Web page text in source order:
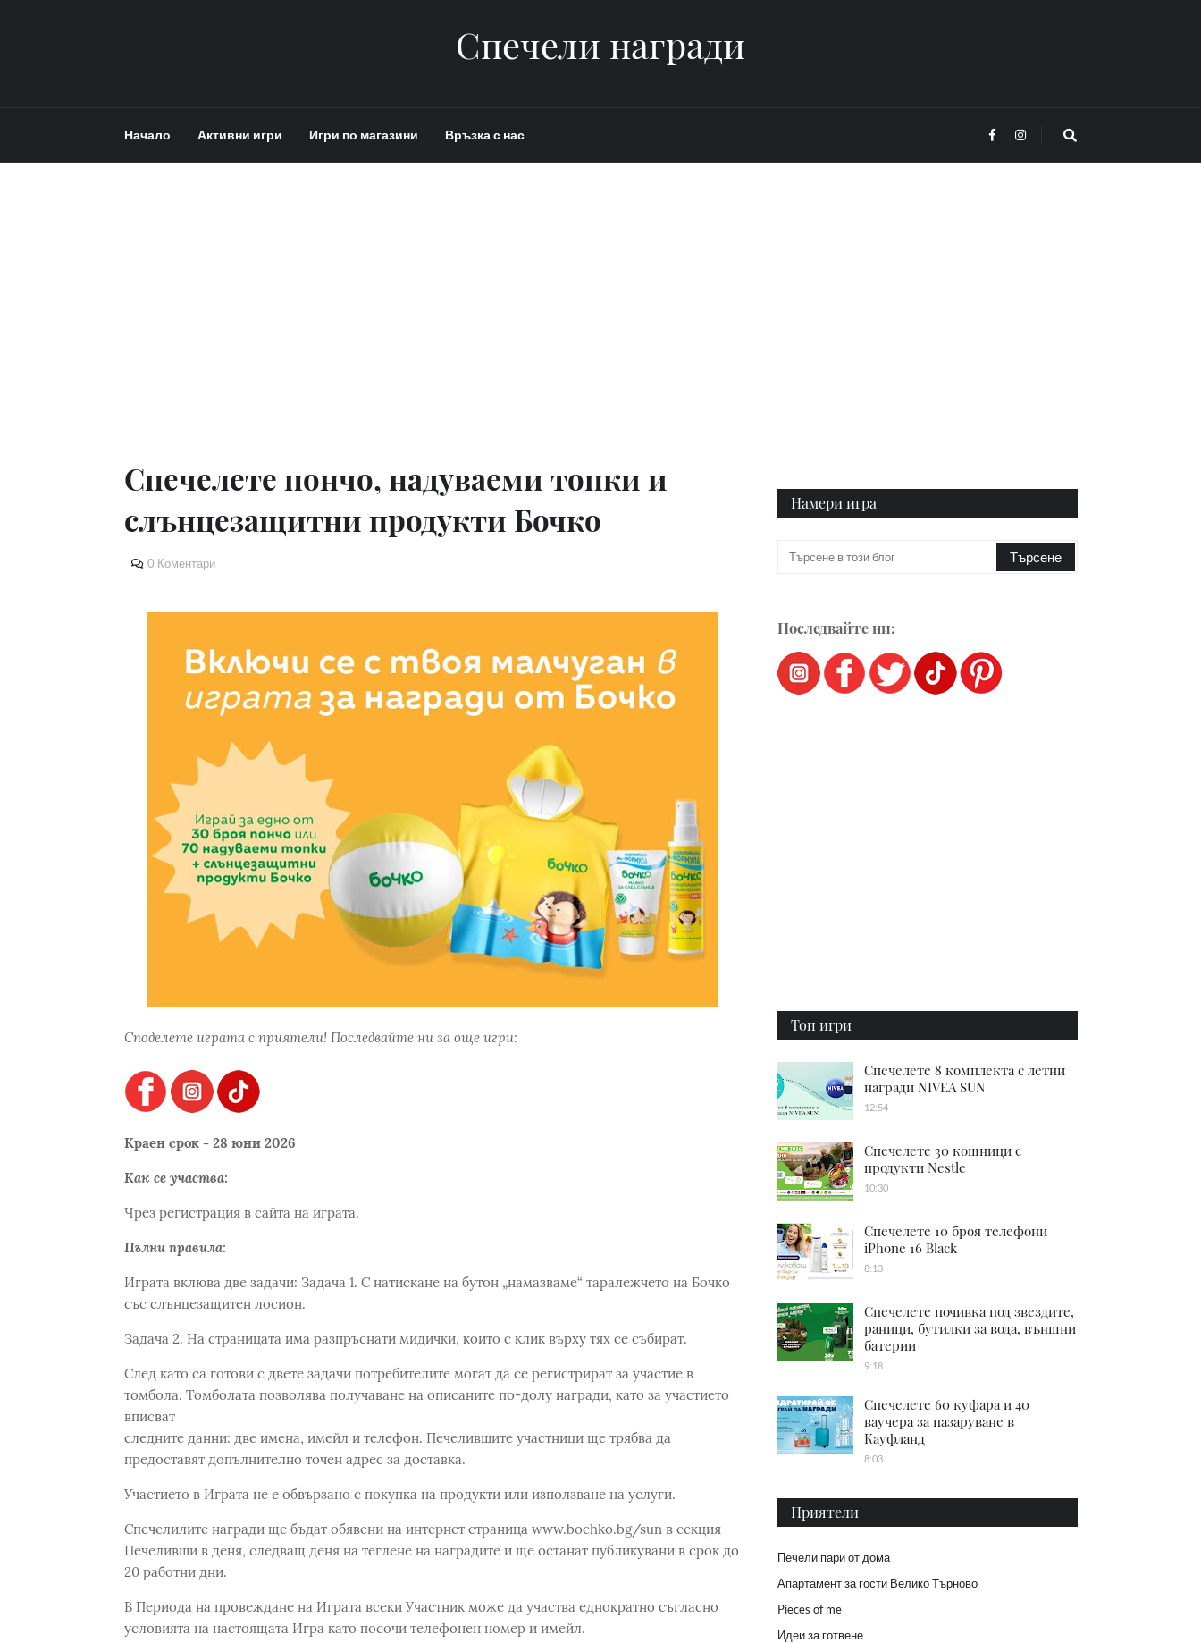
Спечели награди
Начало Активни игри Игри по магазини Връзка с нас
Спечелете пончо, надуваеми топки и
слънцезащитни продукти Бочко
0 Коментари
Споделете играта с приятели! Последвайте ни за още игри:
Краен срок - 28 юни 2026
Как се участва:
Чрез регистрация в сайта на играта.
Пълни правила:
Играта вклюва две задачи: Задача 1. С натискане на бутон „намазваме“ таралежчето на Бочко
със слънцезащитен лосион.
Задача 2. На страницата има разпръснати мидички, които с клик върху тях се събират.
След като са готови с двете задачи потребителите могат да се регистрират за участие в
томбола. Томболата позволява получаване на описаните по-долу награди, като за участието
вписват
следните данни: две имена, имейл и телефон. Печелившите участници ще трябва да
предоставят допълнително точен адрес за доставка.
Участието в Играта не е обвързано с покупка на продукти или използване на услуги.
Спечелилите награди ще бъдат обявени на интернет страница www.bochko.bg/sun в секция
Печеливши в деня, следващ деня на теглене на наградите и ще останат публикувани в срок до
20 работни дни.
В Периода на провеждане на Играта всеки Участник може да участва еднократно съгласно
условията на настоящата Игра като посочи телефонен номер и имейл.
Намери игра
Последвайте ни:
Топ игри
Спечелете 8 комплекта с летни
награди NIVEA SUN
12:54
Спечелете 30 кошници с
продукти Nestle
10:30
Спечелете 10 броя телефони
iPhone 16 Black
8:13
Спечелете почивка под звездите,
раници, бутилки за вода, външни
батерии
9:18
Спечелете 60 куфара и 40
ваучера за пазаруване в
Кауфланд
8:03
Приятели
Печели пари от дома
Апартамент за гости Велико Търново
Pieces of me
Идеи за готвене